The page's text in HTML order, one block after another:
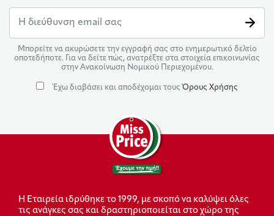
Μπορείτε να ακυρώσετε την εγγραφή σας στο ενημερωτικό δελτίο
οποτεδήποτε. Για να δείτε πώς, ανατρέξτε στα στοιχεία επικοινωνίας
στην Ανακοίνωση Νομικού Περιεχομένου.
Έχω διαβάσει και αποδέχομαι τουςΌρους Χρήσης
Η Εταιρεία ιδρύθηκε το 1999, με σκοπό να καλύψει όλες
τις ανάγκες σας και δραστηριοποιείται στο χώρο της